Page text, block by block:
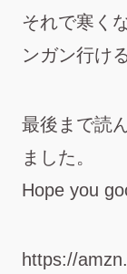
それで寒く
ンガン行け
最後まで読
ました。
Hope you
https://